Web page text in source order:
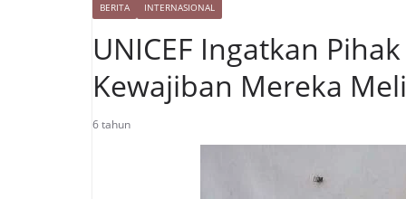
BERITA INTERNASIONAL
UNICEF Ingatkan
Kewajiban Mereka
6 tahun